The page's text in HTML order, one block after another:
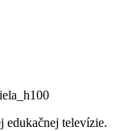
edukačnej televízie.